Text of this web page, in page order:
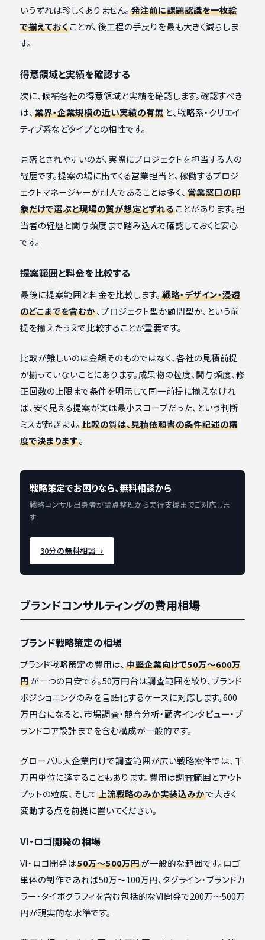
いうずれは珍しくありません。 発注前に課題認識を一枚絵
で揃えておくことが、後工程の手戻りを最も大きく減らしま
す。
得意領域と実績を確認する
次に、候補各社の得意領域と実績を確認します。確認すべき
は、 業界・企業規模の近い実績の有無と、戦略系・クリエイ
ティブ系などタイプとの相性です。
見落とされやすいのが、実際にプロジェクトを担当する人の
経歴です。提案の場に出てくる営業担当と、稼働するプロジ
ェクトマネージャーが別人であることは多く、 営業窓口の印
象だけで選ぶと現場の質が想定とずれることがあります。担
当者の経歴と関与頻度まで踏み込んで確認しておくと安心
です。
提案範囲と料金を比較する
最後に提案範囲と料金を比較します。 戦略・デザイン・浸透
のどこまでを含むか、プロジェクト型か顧問型か、という前
提を揃えたうえで比較することが重要です。
比較が難しいのは金額そのものではなく、各社の見積前提
が揃っていないことにあります。成果物の粒度、関与頻度、修
正回数の上限まで条件を明示して同一前提に揃えなけれ
ば、安く見える提案が実は最小スコープだった、という判断
ミスが起きます。 比較の質は、見積依頼書の条件記述の精
度で決まります。
戦略策定でお困りなら、無料相談から
戦略コンサル出身者が論点整理から実行支援までご対応しま
す
30分の無料相談→
ブランドコンサルティングの費用相場
ブランド戦略策定の相場
ブランド戦略策定の費用は、 中堅企業向けで50万〜600万
円が一つの目安です。50万円台は調査範囲を絞り、ブランド
ポジショニングのみを言語化するケースに対応します。600
万円台になると、市場調査・競合分析・顧客インタビュー・ブ
ランドコア設計までを含む構成が一般的です。
グローバル大企業向けで調査範囲が広い戦略案件では、千
万円単位に達することもあります。費用は調査範囲とアウト
プットの粒度、そして上流戦略のみか実装込みかで大きく
変動する点を前提に置いてください。
VI・ロゴ開発の相場
VI・ロゴ開発は50万〜500万円が一般的な範囲です。ロゴ
単体の制作であれば50万〜100万円、タグライン・ブランドカ
ラー・タイポグラフィを含む包括的なVI開発で200万〜500万
円が現実的な水準です。